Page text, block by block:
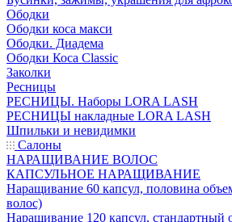
Ободки
Ободки коса макси
Ободки. Диадема
Ободки Коса Classic
Заколки
Ресницы
РЕСНИЦЫ. Наборы LORA LASH
РЕСНИЦЫ накладные LORA LASH
Шпильки и невидимки
Салоны
НАРАЩИВАНИЕ ВОЛОС
КАПСУЛЬНОЕ НАРАЩИВАНИЕ
Наращивание 60 капсул, половина
волос)
Наращивание 120 капсул, стандартный